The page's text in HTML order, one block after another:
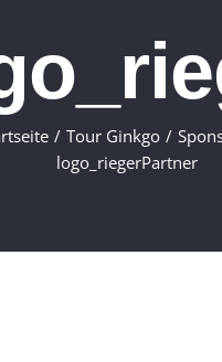
/ Tour Ginkgo /
logo_riegerPartner